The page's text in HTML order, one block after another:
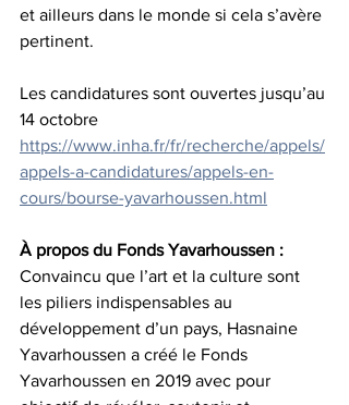
et ailleurs dans le monde si cela s’avère
pertinent.
Les candidatures sont ouvertes jusqu’au
14 octobre
https://www.inha.fr/fr/recherche/appels/
appels-a-candidatures/appels-en-
cours/bourse-yavarhoussen.html
À propos du Fonds Yavarhoussen :
Convaincu que l’art et la culture sont
les piliers indispensables au
développement d’un pays, Hasnaine
Yavarhoussen a créé le Fonds
Yavarhoussen en 2019 avec pour